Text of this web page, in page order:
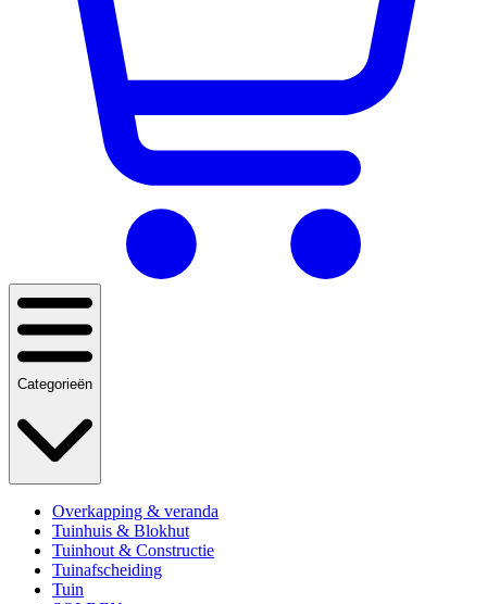
Categorieën
Overkapping & veranda
Tuinhuis & Blokhut
Tuinhout & Constructie
Tuinafscheiding
Tuin